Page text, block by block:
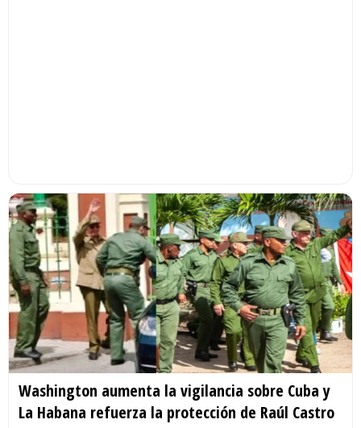
Washington aumenta la vigilancia sobre Cuba y
La Habana refuerza la protección de Raúl Castro